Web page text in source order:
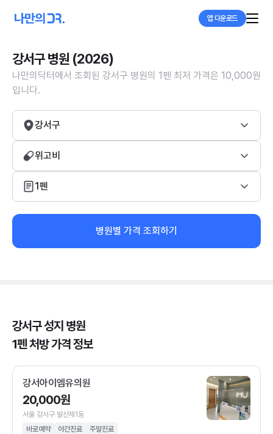
앱 다운로드
강서구 병원 (2026)
나만의닥터에서 조회된 강서구 병원의 1펜 최저 가격은 10,000원
입니다.
강서구
위고비
1펜
병원별 가격 조회하기
강서구 성지 병원
1펜 처방 가격 정보
강서아이엠유의원
20,000원
서울 강서구 발산제1동
바로예약
야간진료 주말진료